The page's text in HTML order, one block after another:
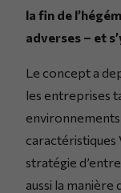
la fin de
adverses – et
Le concept a
les entreprises
environnements
caractéristiques
stratégie
aussi la manière